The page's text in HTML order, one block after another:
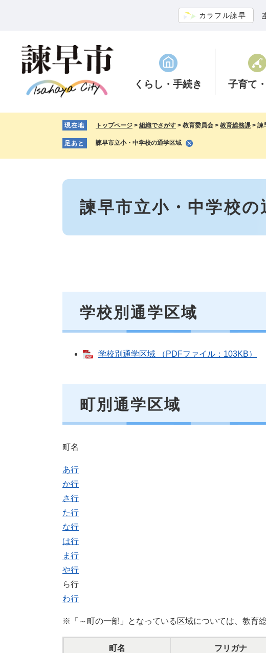
カラフル諫早
くらし ・手続き 子育て
現在地 トップページ > 組織でさがす > 教育委員会 > 教育総務課 > 諫
足あと 諫早市立小・中学校の通学区域
本
諫早市立小・中学校の
学校別通学区域
学校別通学区域 （PDFファイル：103KB）
町別通学区域
町名
あ行
か行
さ行
た行
な行
は行
ま行
や行
ら行
わ行
※「～町の一部」となっている区域については、教育
町名 フリガナ